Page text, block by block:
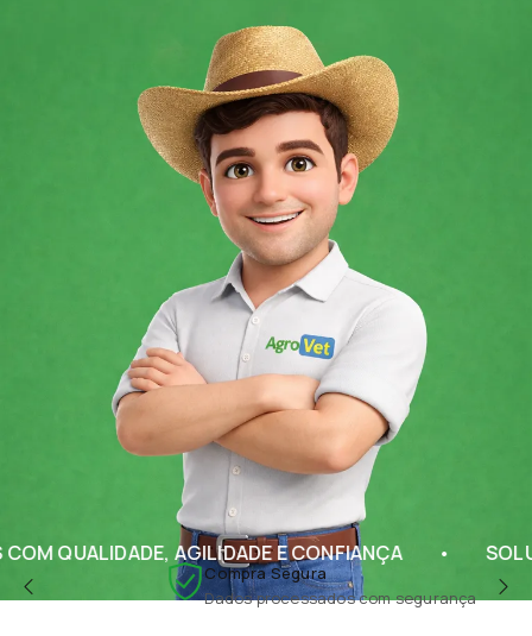
AGILIDADE E CONFIANÇA SOLUÇÕES
Compra Segura
Dados processados com segurança